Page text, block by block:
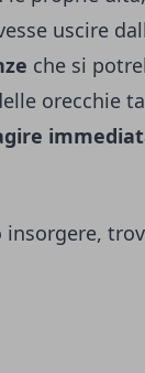
uscire
che si
orecchie